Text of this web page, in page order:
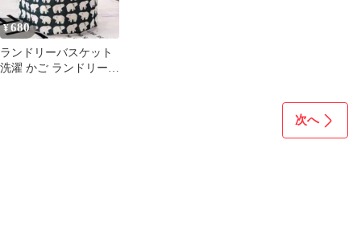
¥680
ランドリーバスケット
洗濯 かご ランドリーバ
次へ